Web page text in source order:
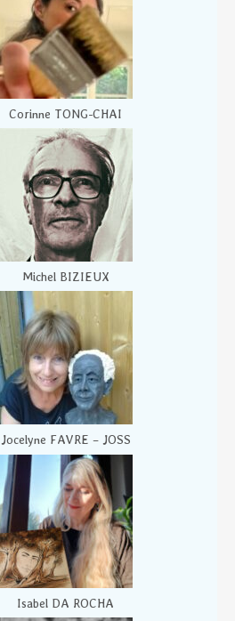
Corinne TONG-CHAI
Michel BIZIEUX
Jocelyne FAVRE – JOSS
Isabel DA ROCHA